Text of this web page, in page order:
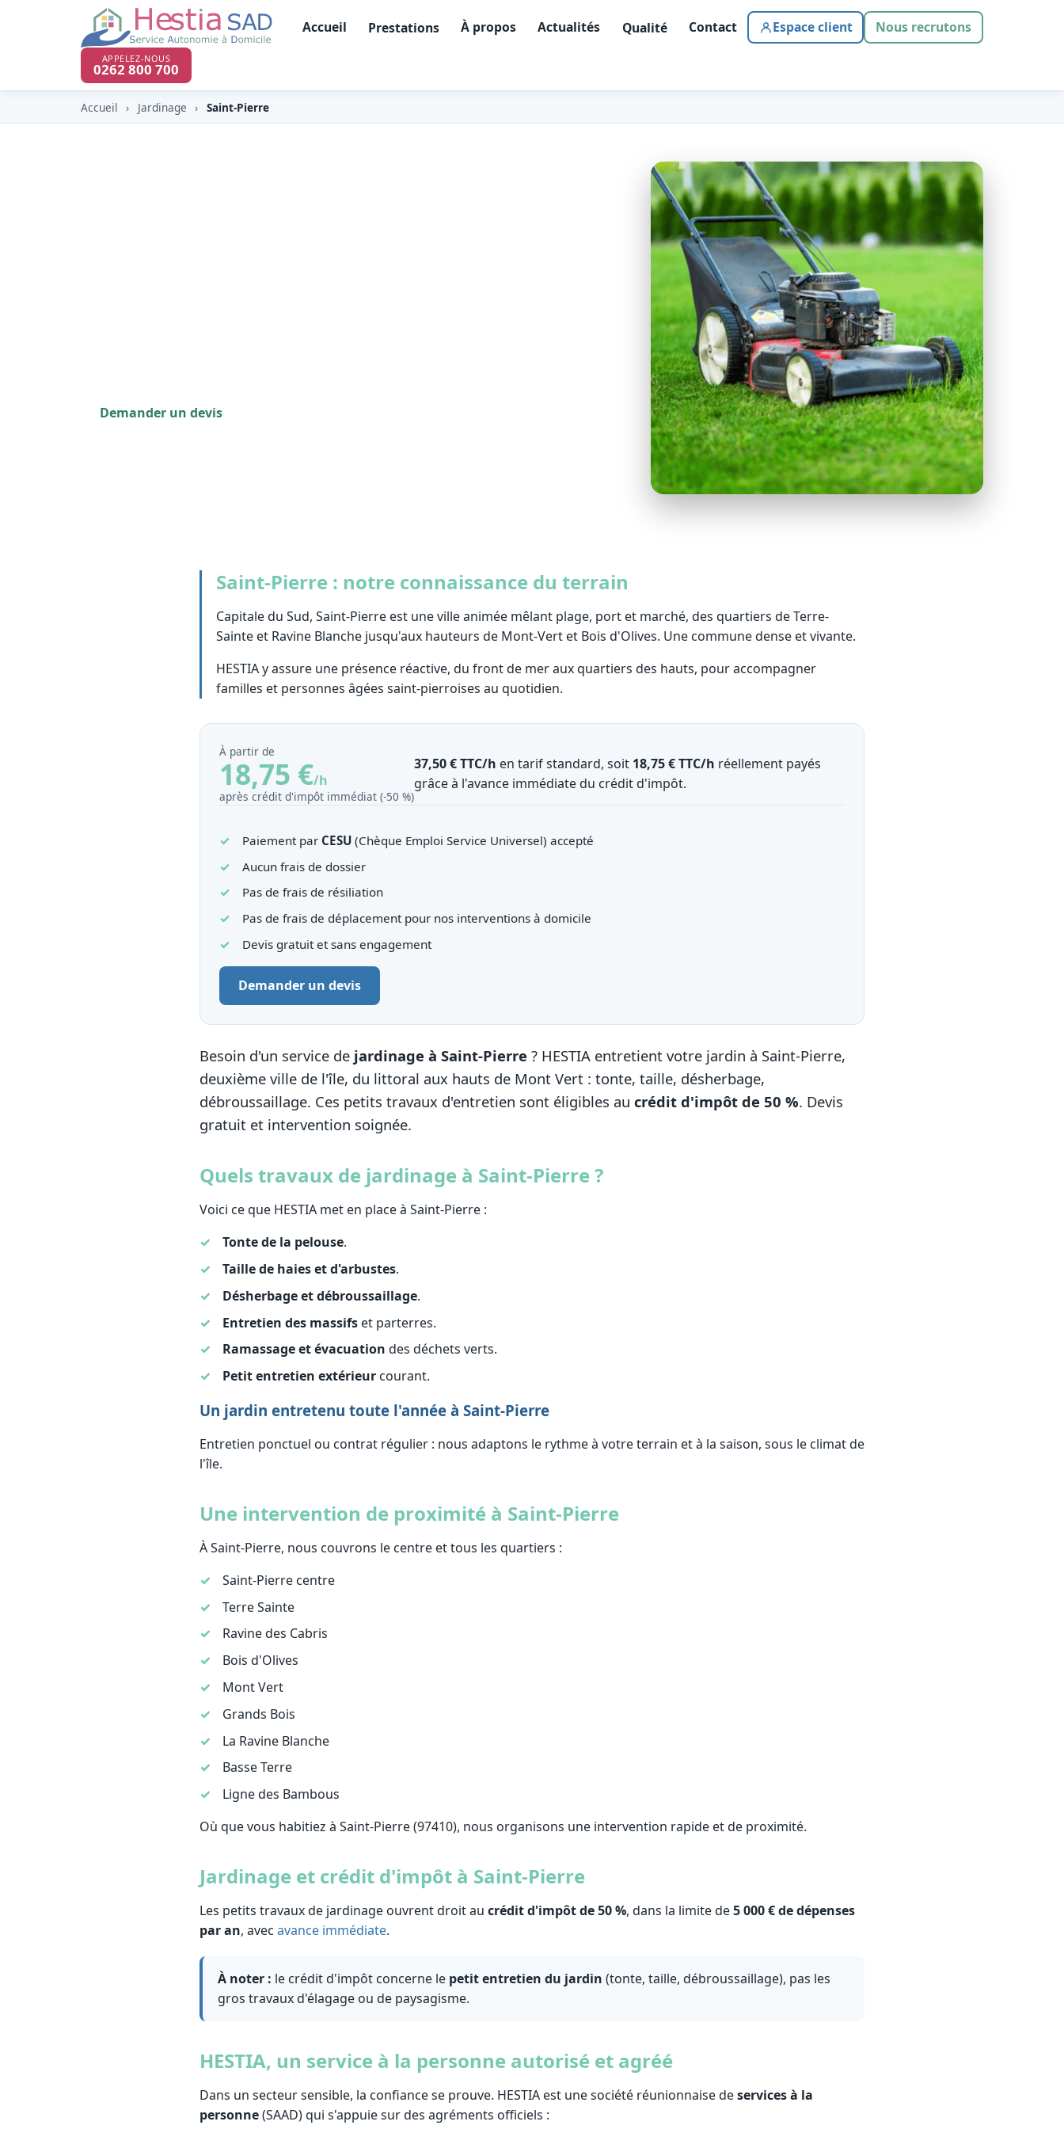
Accueil Prestations À propos Actualités Qualité Contact Espace client Nous recrutons
APPELEZ-NOUS
0262 800 700
Accueil › Jardinage › Saint-Pierre
Demander un devis
Saint-Pierre : notre connaissance du terrain
Capitale du Sud, Saint-Pierre est une ville animée mêlant plage, port et marché, des quartiers de Terre-
Sainte et Ravine Blanche jusqu'aux hauteurs de Mont-Vert et Bois d'Olives. Une commune dense et vivante.
HESTIA y assure une présence réactive, du front de mer aux quartiers des hauts, pour accompagner
familles et personnes âgées saint-pierroises au quotidien.
À partir de
18,75 €/h
après crédit d'impôt immédiat (‑50 %)
37,50 € TTC/h en tarif standard, soit 18,75 € TTC/h réellement payés
grâce à l'avance immédiate du crédit d'impôt.
Paiement par CESU(Chèque Emploi Service Universel) accepté
Aucun frais de dossier
Pas de frais de résiliation
Pas de frais de déplacement pour nos interventions à domicile
Devis gratuit et sans engagement
Demander un devis
Besoin d'un service de jardinage à Saint-Pierre ? HESTIA entretient votre jardin à Saint-Pierre,
deuxième ville de l'île, du littoral aux hauts de Mont Vert : tonte, taille, désherbage,
débroussaillage. Ces petits travaux d'entretien sont éligibles au crédit d'impôt de 50 %. Devis
gratuit et intervention soignée.
Quels travaux de jardinage à Saint-Pierre ?
Voici ce que HESTIA met en place à Saint-Pierre :
Tonte de la pelouse.
Taille de haies et d'arbustes.
Désherbage et débroussaillage.
Entretien des massifset parterres.
Ramassage et évacuation des déchets verts.
Petit entretien extérieurcourant.
Un jardin entretenu toute l'année à Saint-Pierre
Entretien ponctuel ou contrat régulier : nous adaptons le rythme à votre terrain et à la saison, sous le climat de
l'île.
Une intervention de proximité à Saint-Pierre
À Saint-Pierre, nous couvrons le centre et tous les quartiers :
Saint-Pierre centre
Terre Sainte
Ravine des Cabris
Bois d'Olives
Mont Vert
Grands Bois
La Ravine Blanche
Basse Terre
Ligne des Bambous
Où que vous habitiez à Saint-Pierre (97410), nous organisons une intervention rapide et de proximité.
Jardinage et crédit d'impôt à Saint-Pierre
Les petits travaux de jardinage ouvrent droit au crédit d'impôt de 50 %, dans la limite de5 000 € de dépenses
par an, avec avance immédiate.
À noter : le crédit d'impôt concerne le petit entretien du jardin (tonte, taille, débroussaillage), pas les
gros travaux d'élagage ou de paysagisme.
HESTIA, un service à la personne autorisé et agréé
Dans un secteur sensible, la confiance se prouve. HESTIA est une société réunionnaise deservices à la
personne(SAAD) qui s'appuie sur des agréments officiels :